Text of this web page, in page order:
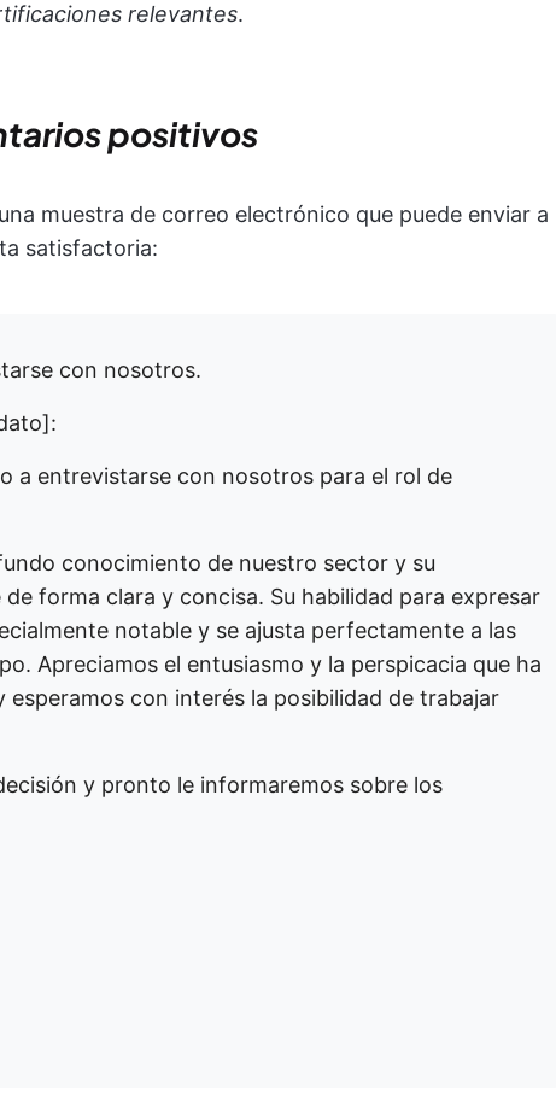
relevantes.
positivos
muestra de correo electrónico que puede enviar a
satisfactoria:
con nosotros.
a entrevistarse con nosotros para el rol de
conocimiento de nuestro sector y su
forma clara y concisa. Su habilidad para expresar
notable y se ajusta perfectamente a las
Apreciamos el entusiasmo y la perspicacia que ha
con interés la posibilidad de trabajar
y pronto le informaremos sobre los